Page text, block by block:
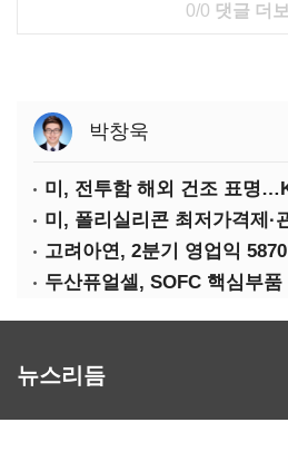
0/0 댓글 더보
박창욱
미, 전투함 해외 건조 표명
고려아연, 2분기 영업익
뉴스리듬